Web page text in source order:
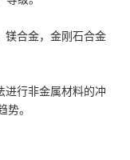
镁合金，金刚石合金
进行非金属材料的冲
势。